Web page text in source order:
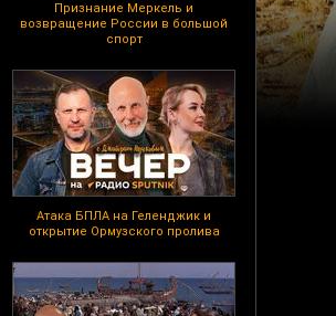
Признание Меркель и
возвращение России в большой
спорт
Атака БПЛА на Геленджик и
открытие Ормузского пролива